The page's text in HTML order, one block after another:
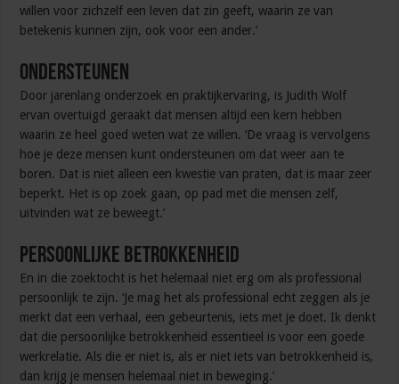
willen voor zichzelf een leven dat zin geeft, waarin ze van
betekenis kunnen zijn, ook voor een ander.’
Ondersteunen
Door jarenlang onderzoek en praktijkervaring, is Judith Wolf
ervan overtuigd geraakt dat mensen altijd een kern hebben
waarin ze heel goed weten wat ze willen. ‘De vraag is vervolgens
hoe je deze mensen kunt ondersteunen om dat weer aan te
boren. Dat is niet alleen een kwestie van praten, dat is maar zeer
beperkt. Het is op zoek gaan, op pad met die mensen zelf,
uitvinden wat ze beweegt.’
Persoonlijke betrokkenheid
En in die zoektocht is het helemaal niet erg om als professional
persoonlijk te zijn. ‘Je mag het als professional echt zeggen als je
merkt dat een verhaal, een gebeurtenis, iets met je doet. Ik denkt
dat die persoonlijke betrokkenheid essentieel is voor een goede
werkrelatie. Als die er niet is, als er niet iets van betrokkenheid is,
dan krijg je mensen helemaal niet in beweging.’